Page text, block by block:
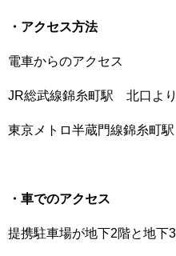
・アクセス方法
電車からのアクセス
JR総武線錦糸町駅 北口よ
東京メトロ半蔵門線錦糸町
・車でのアクセス
提携駐車場が地下2階と地下3